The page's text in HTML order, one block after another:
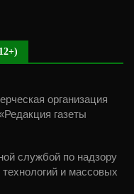
организация
газеты
службой по надзору
и массовых